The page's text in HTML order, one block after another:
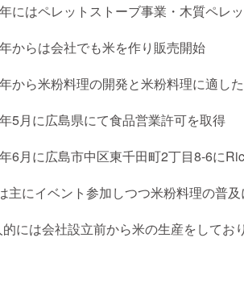
にはペレットストーブ事業・木質ペレ
からは会社でも米を作り販売開始
から米粉料理の開発と米粉料理に適し
5月に広島県にて食品営業許可を取得
6月に広島市中区東千田町2丁目8-6に
主にイベント参加しつつ米粉料理の普及
には会社設立前から米の生産をしてお